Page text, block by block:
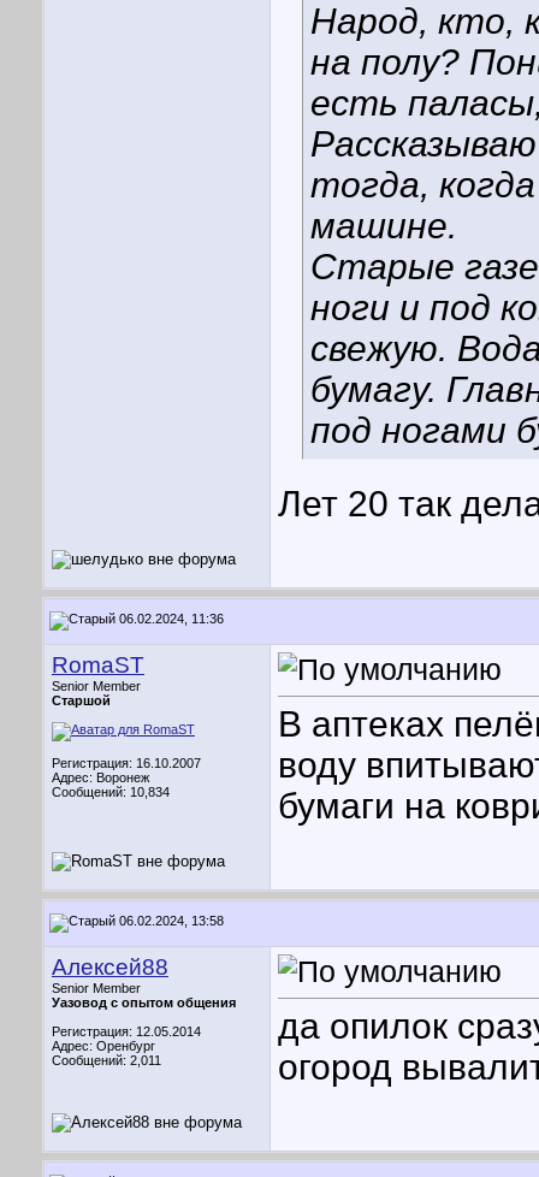
Народ, кто,
на полу?
есть
тогда,
машине.
Старые
ноги и под
свежую.
бумагу.
под ногами
Лет 20 так
06.02.2024, 11:36
RomaST
Senior Member
Старшой
Регистрация: 16.10.2007
Адрес: Воронеж
Сообщений: 10,834
В аптеках
воду
бумаги на
06.02.2024, 13:58
Алексей88
Senior Member
Уазовод с опытом общения
Регистрация: 12.05.2014
Адрес: Оренбург
Сообщений: 2,011
да опилок
огород